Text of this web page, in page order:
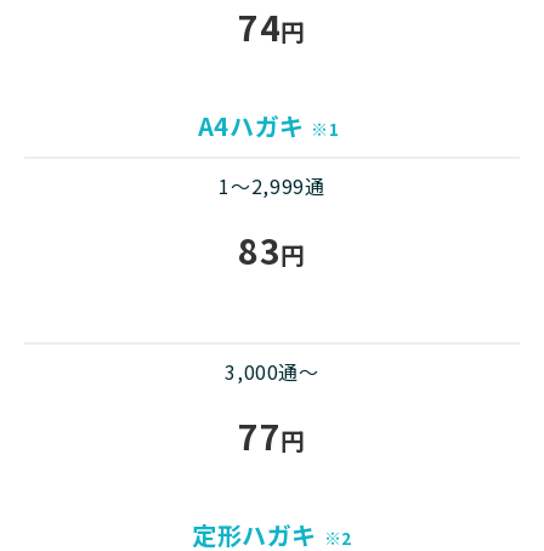
74円
A4ハガキ ※1
1～2,999通
83円
3,000通～
77円
定形ハガキ ※2